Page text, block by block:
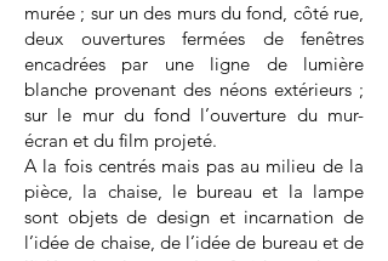
murée ; sur un des murs du fond, côté rue,
deux ouvertures fermées de fenêtres
encadrées par une ligne de lumière
blanche provenant des néons extérieurs ;
sur le mur du fond l’ouverture du mur-
écran et du film projeté.
A la fois centrés mais pas au milieu de la
pièce, la chaise, le bureau et la lampe
sont objets de design et incarnation de
l’idée de chaise, de l’idée de bureau et de